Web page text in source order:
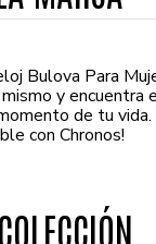
Bulova Para
y encuentra
de tu vida.
con Chronos!